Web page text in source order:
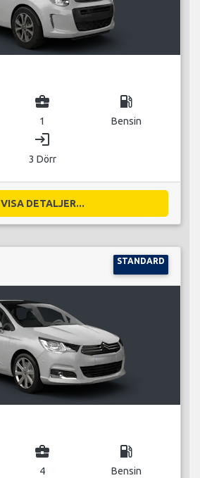
business_center
1
local_gas_station
Bensin
login
3 Dörr
VISA DETALJER...
STANDARD
business_center
4
local_gas_station
Bensin